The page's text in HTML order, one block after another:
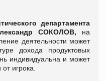
департамента
СОКОЛОВ, на
деятельности может
дохода продуктовых
индивидуальна и может
игрока.